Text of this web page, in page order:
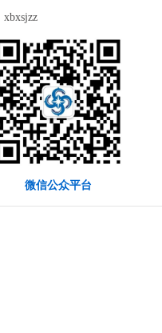
xbxsjzz
微信公众平台